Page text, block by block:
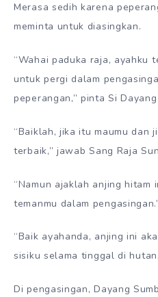
Merasa sedih karena
meminta untuk diasingkan.
“Wahai paduka raja, ayahku
untuk pergi dalam
peperangan,” pinta Si
“Baiklah, jika itu maumu dan
terbaik,” jawab Sang Raja
“Namun ajaklah anjing hitam
temanmu dalam
“Baik ayahanda, anjing ini
sisiku selama tinggal di
Di pengasingan, Dayang